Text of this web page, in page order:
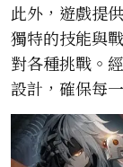
此外，遊戲提供
獨特的技能與
對各種挑戰。
設計，確保每